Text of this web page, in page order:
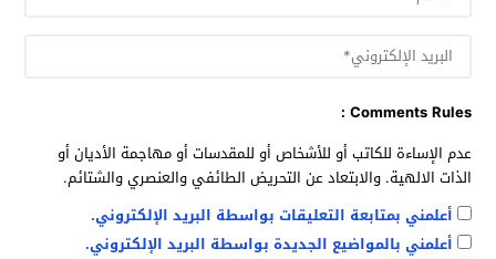
Comments Rules :
عدم الإساءة للكاتب أو للأشخاص أو للمقدسات أو مهاجمة الأديان أو
الذات الالهية. والابتعاد عن التحريض الطائفي والعنصري والشتائم.
أعلمني بمتابعة التعليقات بواسطة البريد الإلكتروني.
أعلمني بالمواضيع الجديدة بواسطة البريد الإلكتروني.